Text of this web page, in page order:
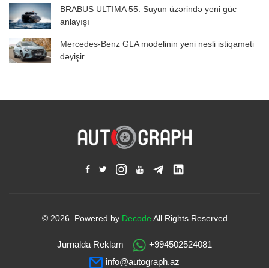
BRABUS ULTIMA 55: Suyun üzərində yeni güc
anlayışı
Mercedes-Benz GLA modelinin yeni nəsli istiqaməti
dəyişir
© 2026. Powered by Decode All Rights Reserved
Jurnalda Reklam
+994502524081
info@autograph.az